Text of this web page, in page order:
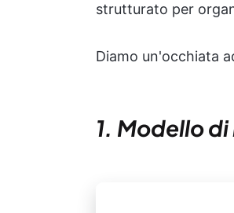
strutturato per
Diamo un'occhiata
1. Modello